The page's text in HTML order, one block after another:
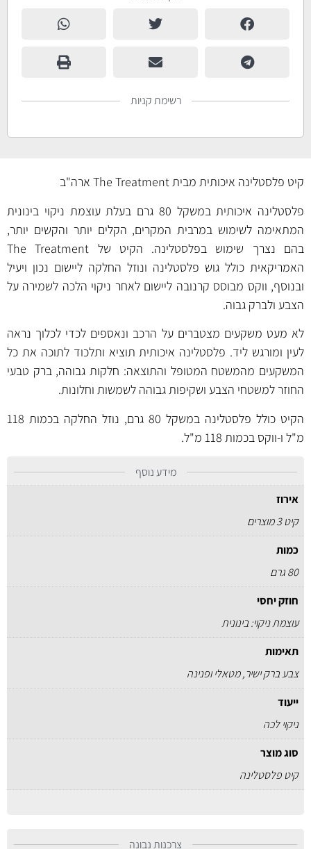
רשימת קניות
קיט פלסטלינה איכותית מבית The Treatment ארה"ב
פלסטלינה איכותית במשקל 80 גרם בעלת עוצמת ניקוי בינונית
המתאימה לשימוש במרבית המקרים, הקלים יותר והקשים יותר,
בהם נצרך שימוש בפלסטלינה. הקיט של The Treatment
האמריקאית כולל גוש פלסטלינה ונוזל החלקה ליישום נכון ויעיל
ובנוסף, ווקס מבוסס קרנובה ליישום לאחר ניקוי הלכה לשמירה על
הצבע ולברק גבוה.
לא מעט משקעים מצטברים על הרכב ונאספים לכדי לכלוך נראה
לעין ומורגש ליד. פלסטלינה איכותית תוציא ותלכוד לתוכה את כל
המשקעים מהמשטח המטופל והתוצאה: חלקות גבוהה, ברק טבעי
החוזר למשטחי הצבע ושקיפות גבוהה לשמשות וחלונות.
הקיט כולל פלסטלינה במשקל 80 גרם, נוזל החלקה בכמות 118
מ"ל ו-ווקס בכמות 118 מ"ל.
מידע נוסף
אירוז
קיט 3 מוצרים
כמות
80 גרם
חוזק יחסי
עוצמת ניקוי: בינונית
תאימות
צבע ברק ישיר, מטאלי ופנינה
ייעוד
ניקוי לכה
סוג מוצר
קיט פלסטלינה
צרכנות נבונה